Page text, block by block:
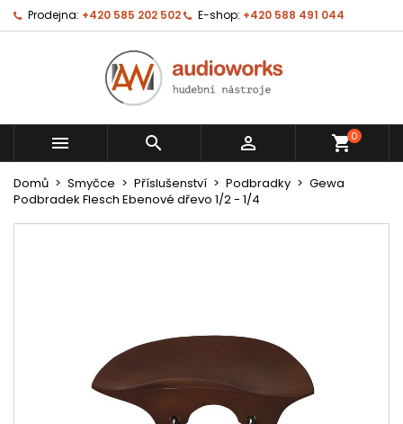
Prodejna: +420 585 202 502 E-shop: +420 588 491 044
   shopping_cart0
Domů Smyčce Příslušenství Podbradky
Gewa
Podbradek Flesch Ebenové dřevo 1/2 - 1/4